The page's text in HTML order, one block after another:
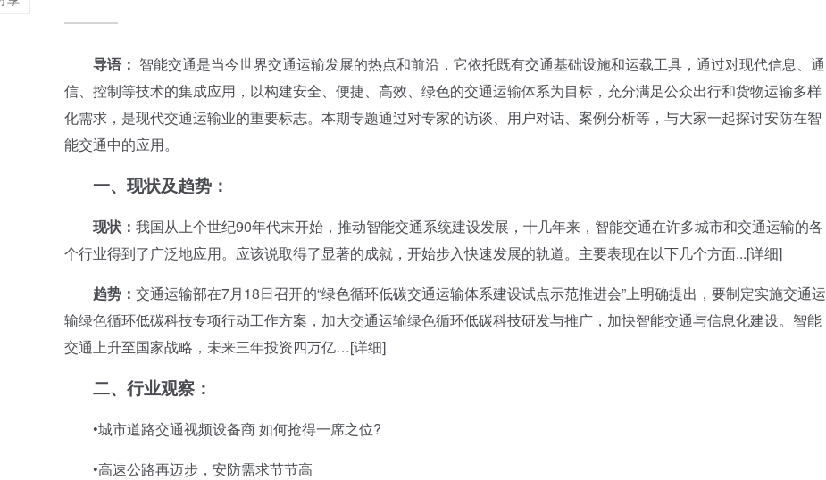
导语： 智能交通是当今世界交通运输发展的热点和前沿，它依托既有交通基础设施和运载工具，通过对现代信息、通
信、控制等技术的集成应用，以构建安全、便捷、高效、绿色的交通运输体系为目标，充分满足公众出行和货物运输多样
化需求，是现代交通运输业的重要标志。本期专题通过对专家的访谈、用户对话、案例分析等，与大家一起探讨安防在智
能交通中的应用。
一、 现状及趋势：
现状： 我国从上个世纪90年代末开始，推动智能交通系统建设发展，十几年来，智能交通在许多城市和交通运输的各
个行业得到了广泛地应用。应该说取得了显著的成就，开始步入快速发展的轨道。主要表现在以下几个方面...[详细]
趋势： 交通运输部在7月18日召开的“绿色循环低碳交通运输体系建设试点示范推进会”上明确提出，要制定实施交通运
输绿色循环低碳科技专项行动工作方案，加大交通运输绿色循环低碳科技研发与推广，加快智能交通与信息化建设。智能
交通上升至国家战略，未来三年投资四万亿…[详细]
二、 行业观察：
•城市道路交通视频设备商 如何抢得一席之位?
•高速公路再迈步，安防需求节节高